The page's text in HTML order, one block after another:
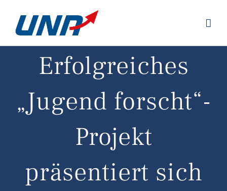
Inhalt
Erfolgreiches
„Jugend forscht“-
Projekt
präsentiert sich